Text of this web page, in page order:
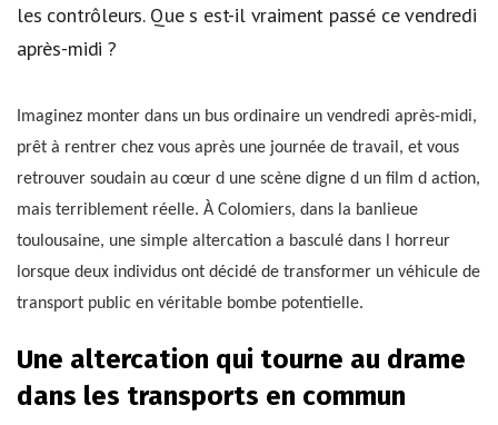
les contrôleurs. Que s est-il vraiment passé ce vendredi
après-midi ?
Imaginez monter dans un bus ordinaire un vendredi après-midi,
prêt à rentrer chez vous après une journée de travail, et vous
retrouver soudain au cœur d une scène digne d un film d action,
mais terriblement réelle. À Colomiers, dans la banlieue
toulousaine, une simple altercation a basculé dans l horreur
lorsque deux individus ont décidé de transformer un véhicule de
transport public en véritable bombe potentielle.
Une altercation qui tourne au drame
dans les transports en commun